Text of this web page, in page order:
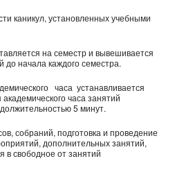
каникул, установленных учебными
на семестр и вывешивается
до начала каждого семестра.
часа устанавливается
часа занятий
5 минут.
собраний, подготовка и проведение
дополнительных занятий,
в свободное от занятий